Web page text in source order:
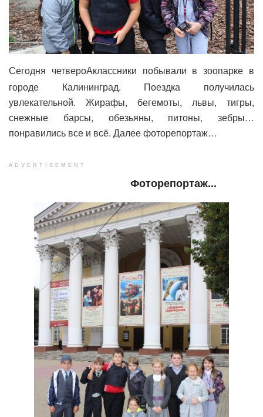
Сегодня четвероАклассники побывали в зоопарке в
городе Калининград. Поездка получилась
увлекательной. Жирафы, бегемоты, львы, тигры,
снежные барсы, обезьяны, питоны, зебры…
понравились все и всё. Далее фоторепортаж…
ADVERTISEMENT
Фоторепортаж...